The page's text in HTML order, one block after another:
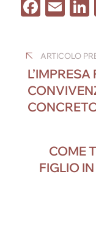
F
c
e
b
o
k
E
ail
ARTICOLO
COME
FIGLIO